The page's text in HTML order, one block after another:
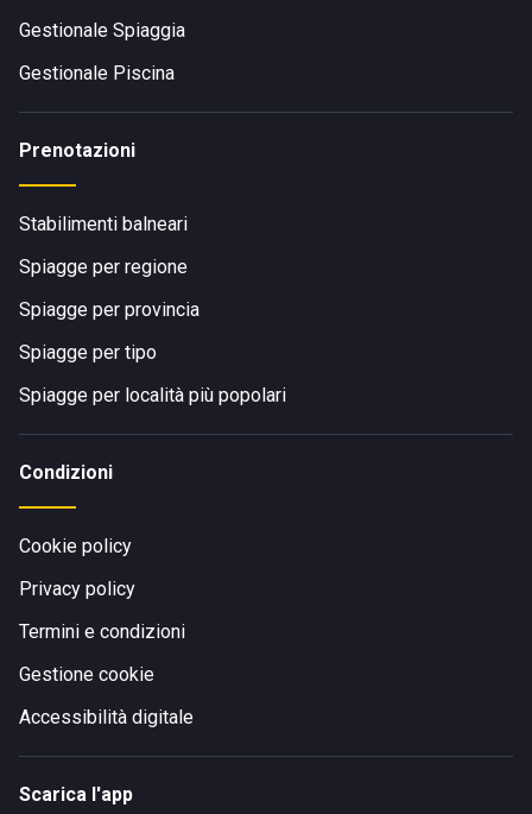
Gestionale Spiaggia
Gestionale Piscina
Prenotazioni
Stabilimenti balneari
Spiagge per regione
Spiagge per provincia
Spiagge per tipo
Spiagge per località più popolari
Condizioni
Cookie policy
Privacy policy
Termini e condizioni
Gestione cookie
Accessibilità digitale
Scarica l'app